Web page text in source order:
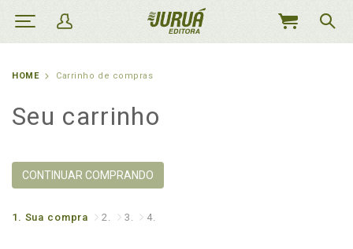
MEU
HOME Carrinho de compras
Seu carrinho
CONTINUAR COMPRANDO
1. Sua compra 2. 3. 4.